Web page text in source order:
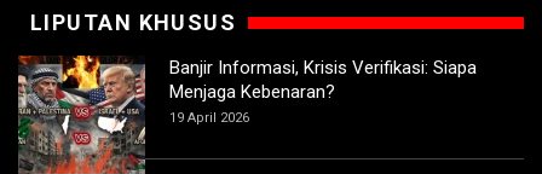
LIPUTAN KHUSUS
Banjir Informasi, Krisis Verifikasi: Siapa
Menjaga Kebenaran?
19 April 2026